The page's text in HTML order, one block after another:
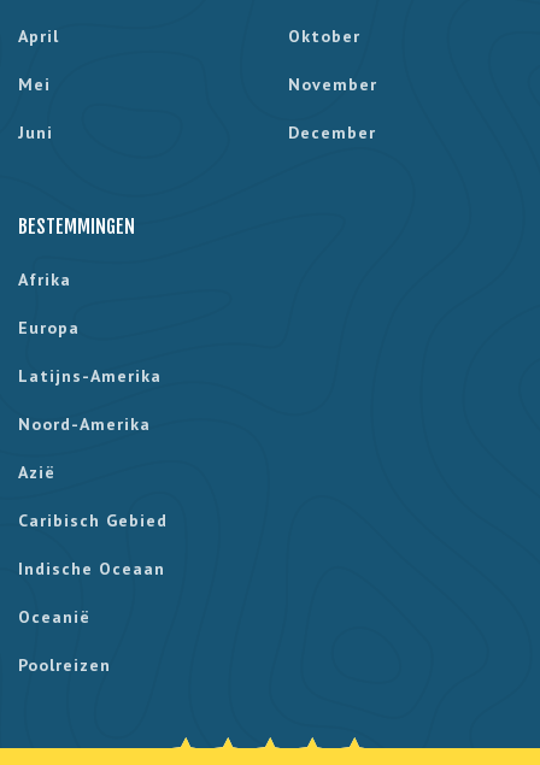
April
Mei
Juni
Oktober
November
December
BESTEMMINGEN
Afrika
Europa
Latijns-Amerika
Noord-Amerika
Azië
Caribisch Gebied
Indische Oceaan
Oceanië
Poolreizen